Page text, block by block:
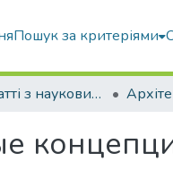
Пошук за критеріями
Вибрані статті з наукових збірників КНУБА